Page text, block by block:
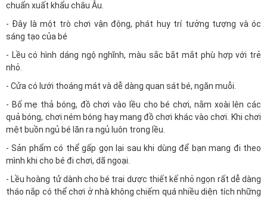
chuẩn xuất khẩu châu Âu.
- Đây là một trò chơi vận động, phát huy trí tưởng tượng và óc
sáng tạo của bé
- Lều có hình dáng ngộ nghĩnh, màu sắc bắt mắt phù hợp với trẻ
nhỏ.
- Cửa có lưới thoáng mát và dễ dàng quan sát bé, ngăn muỗi.
- Bố mẹ thả bóng, đồ chơi vào lều cho bé chơi, nằm xoài lên các
quả bóng, chơi ném bóng hay mang đồ chơi khác vào chơi. Khi chơi
mệt buồn ngủ bé lăn ra ngủ luôn trong lều.
- Sản phẩm có thể gấp gọn lại sau khi dùng để bạn mang đi theo
mình khi cho bé đi chơi, dã ngoại.
- Lều hoàng tử dành cho bé trai dược thiết kế nhỏ ngọn rất dễ dàng
tháo nắp có thể chơi ở nhà không chiếm quá nhiều diện tích những